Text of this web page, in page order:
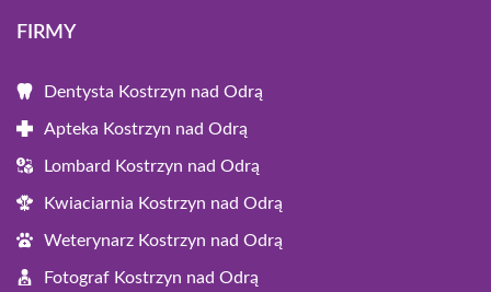
FIRMY
Dentysta Kostrzyn nad Odrą
Apteka Kostrzyn nad Odrą
Lombard Kostrzyn nad Odrą
Kwiaciarnia Kostrzyn nad Odrą
Weterynarz Kostrzyn nad Odrą
Fotograf Kostrzyn nad Odrą